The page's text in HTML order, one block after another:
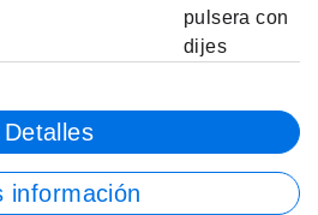
pulsera con
dijes
Detalles
información